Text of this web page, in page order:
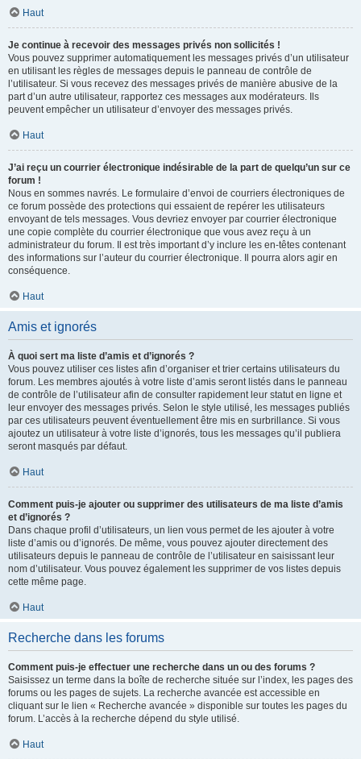
Haut
Je continue à recevoir des messages privés non sollicités !
Vous pouvez supprimer automatiquement les messages privés d’un utilisateur
en utilisant les règles de messages depuis le panneau de contrôle de
l’utilisateur. Si vous recevez des messages privés de manière abusive de la
part d’un autre utilisateur, rapportez ces messages aux modérateurs. Ils
peuvent empêcher un utilisateur d’envoyer des messages privés.
Haut
J’ai reçu un courrier électronique indésirable de la part de quelqu’un sur ce
forum !
Nous en sommes navrés. Le formulaire d’envoi de courriers électroniques de
ce forum possède des protections qui essaient de repérer les utilisateurs
envoyant de tels messages. Vous devriez envoyer par courrier électronique
une copie complète du courrier électronique que vous avez reçu à un
administrateur du forum. Il est très important d’y inclure les en-têtes contenant
des informations sur l’auteur du courrier électronique. Il pourra alors agir en
conséquence.
Haut
Amis et ignorés
À quoi sert ma liste d’amis et d’ignorés ?
Vous pouvez utiliser ces listes afin d’organiser et trier certains utilisateurs du
forum. Les membres ajoutés à votre liste d’amis seront listés dans le panneau
de contrôle de l’utilisateur afin de consulter rapidement leur statut en ligne et
leur envoyer des messages privés. Selon le style utilisé, les messages publiés
par ces utilisateurs peuvent éventuellement être mis en surbrillance. Si vous
ajoutez un utilisateur à votre liste d’ignorés, tous les messages qu’il publiera
seront masqués par défaut.
Haut
Comment puis-je ajouter ou supprimer des utilisateurs de ma liste d’amis
et d’ignorés ?
Dans chaque profil d’utilisateurs, un lien vous permet de les ajouter à votre
liste d’amis ou d’ignorés. De même, vous pouvez ajouter directement des
utilisateurs depuis le panneau de contrôle de l’utilisateur en saisissant leur
nom d’utilisateur. Vous pouvez également les supprimer de vos listes depuis
cette même page.
Haut
Recherche dans les forums
Comment puis-je effectuer une recherche dans un ou des forums ?
Saisissez un terme dans la boîte de recherche située sur l’index, les pages des
forums ou les pages de sujets. La recherche avancée est accessible en
cliquant sur le lien « Recherche avancée » disponible sur toutes les pages du
forum. L’accès à la recherche dépend du style utilisé.
Haut